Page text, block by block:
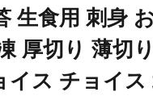
生食用 刺身
厚切り 薄切
イス チョイス